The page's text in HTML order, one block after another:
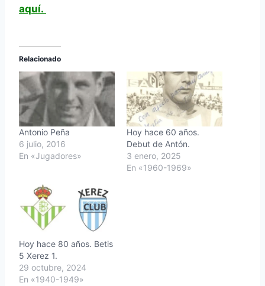
aquí.
Relacionado
Antonio Peña
6 julio, 2016
En «Jugadores»
Hoy hace 60 años.
Debut de Antón.
3 enero, 2025
En «1960-1969»
Hoy hace 80 años. Betis
5 Xerez 1.
29 octubre, 2024
En «1940-1949»